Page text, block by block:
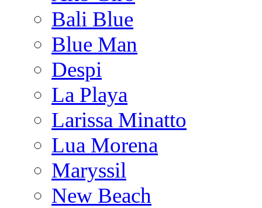
Bali Blue
Blue Man
Despi
La Playa
Larissa Minatto
Lua Morena
Maryssil
New Beach